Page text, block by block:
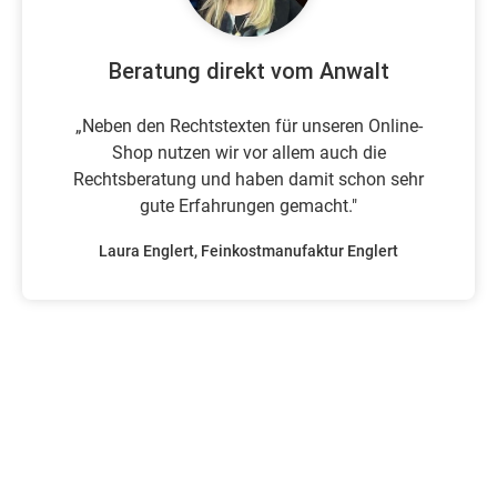
Beratung direkt vom Anwalt
„Neben den Rechtstexten für unseren Online-
Shop nutzen wir vor allem auch die
Rechtsberatung und haben damit schon sehr
gute Erfahrungen gemacht."
Laura Englert, Feinkostmanufaktur Englert